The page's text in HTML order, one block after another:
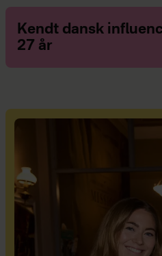
Kendt dansk
27 år